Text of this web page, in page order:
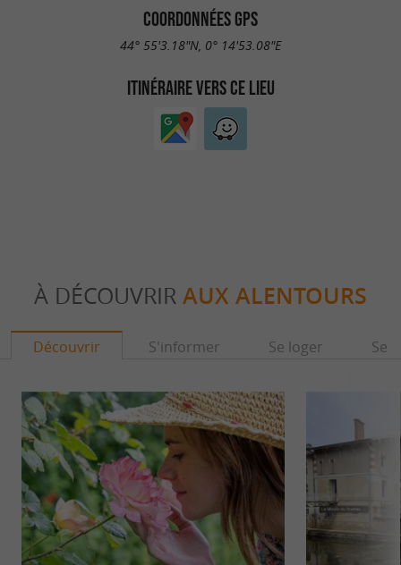
COORDONNÉES GPS
44° 55'3.18"N, 0° 14'53.08"E
ITINÉRAIRE VERS CE LIEU
À DÉCOUVRIR AUX ALENTOURS
Découvrir S'informer Se loger Se